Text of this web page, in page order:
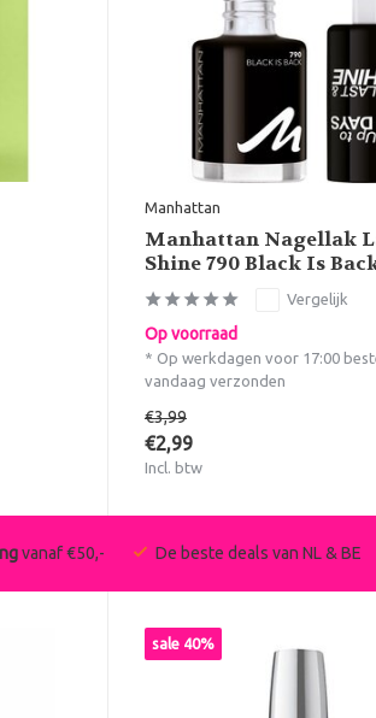
Manhattan
Manhattan Nagellak
Shine 790 Black Is
Vergelijk
Op voorraad
* Op werkdagen voor 17:00
vandaag verzonden
€3,99
€2,99
Incl. btw
vanaf €50,- De beste deals van NL & BE
sale 40%